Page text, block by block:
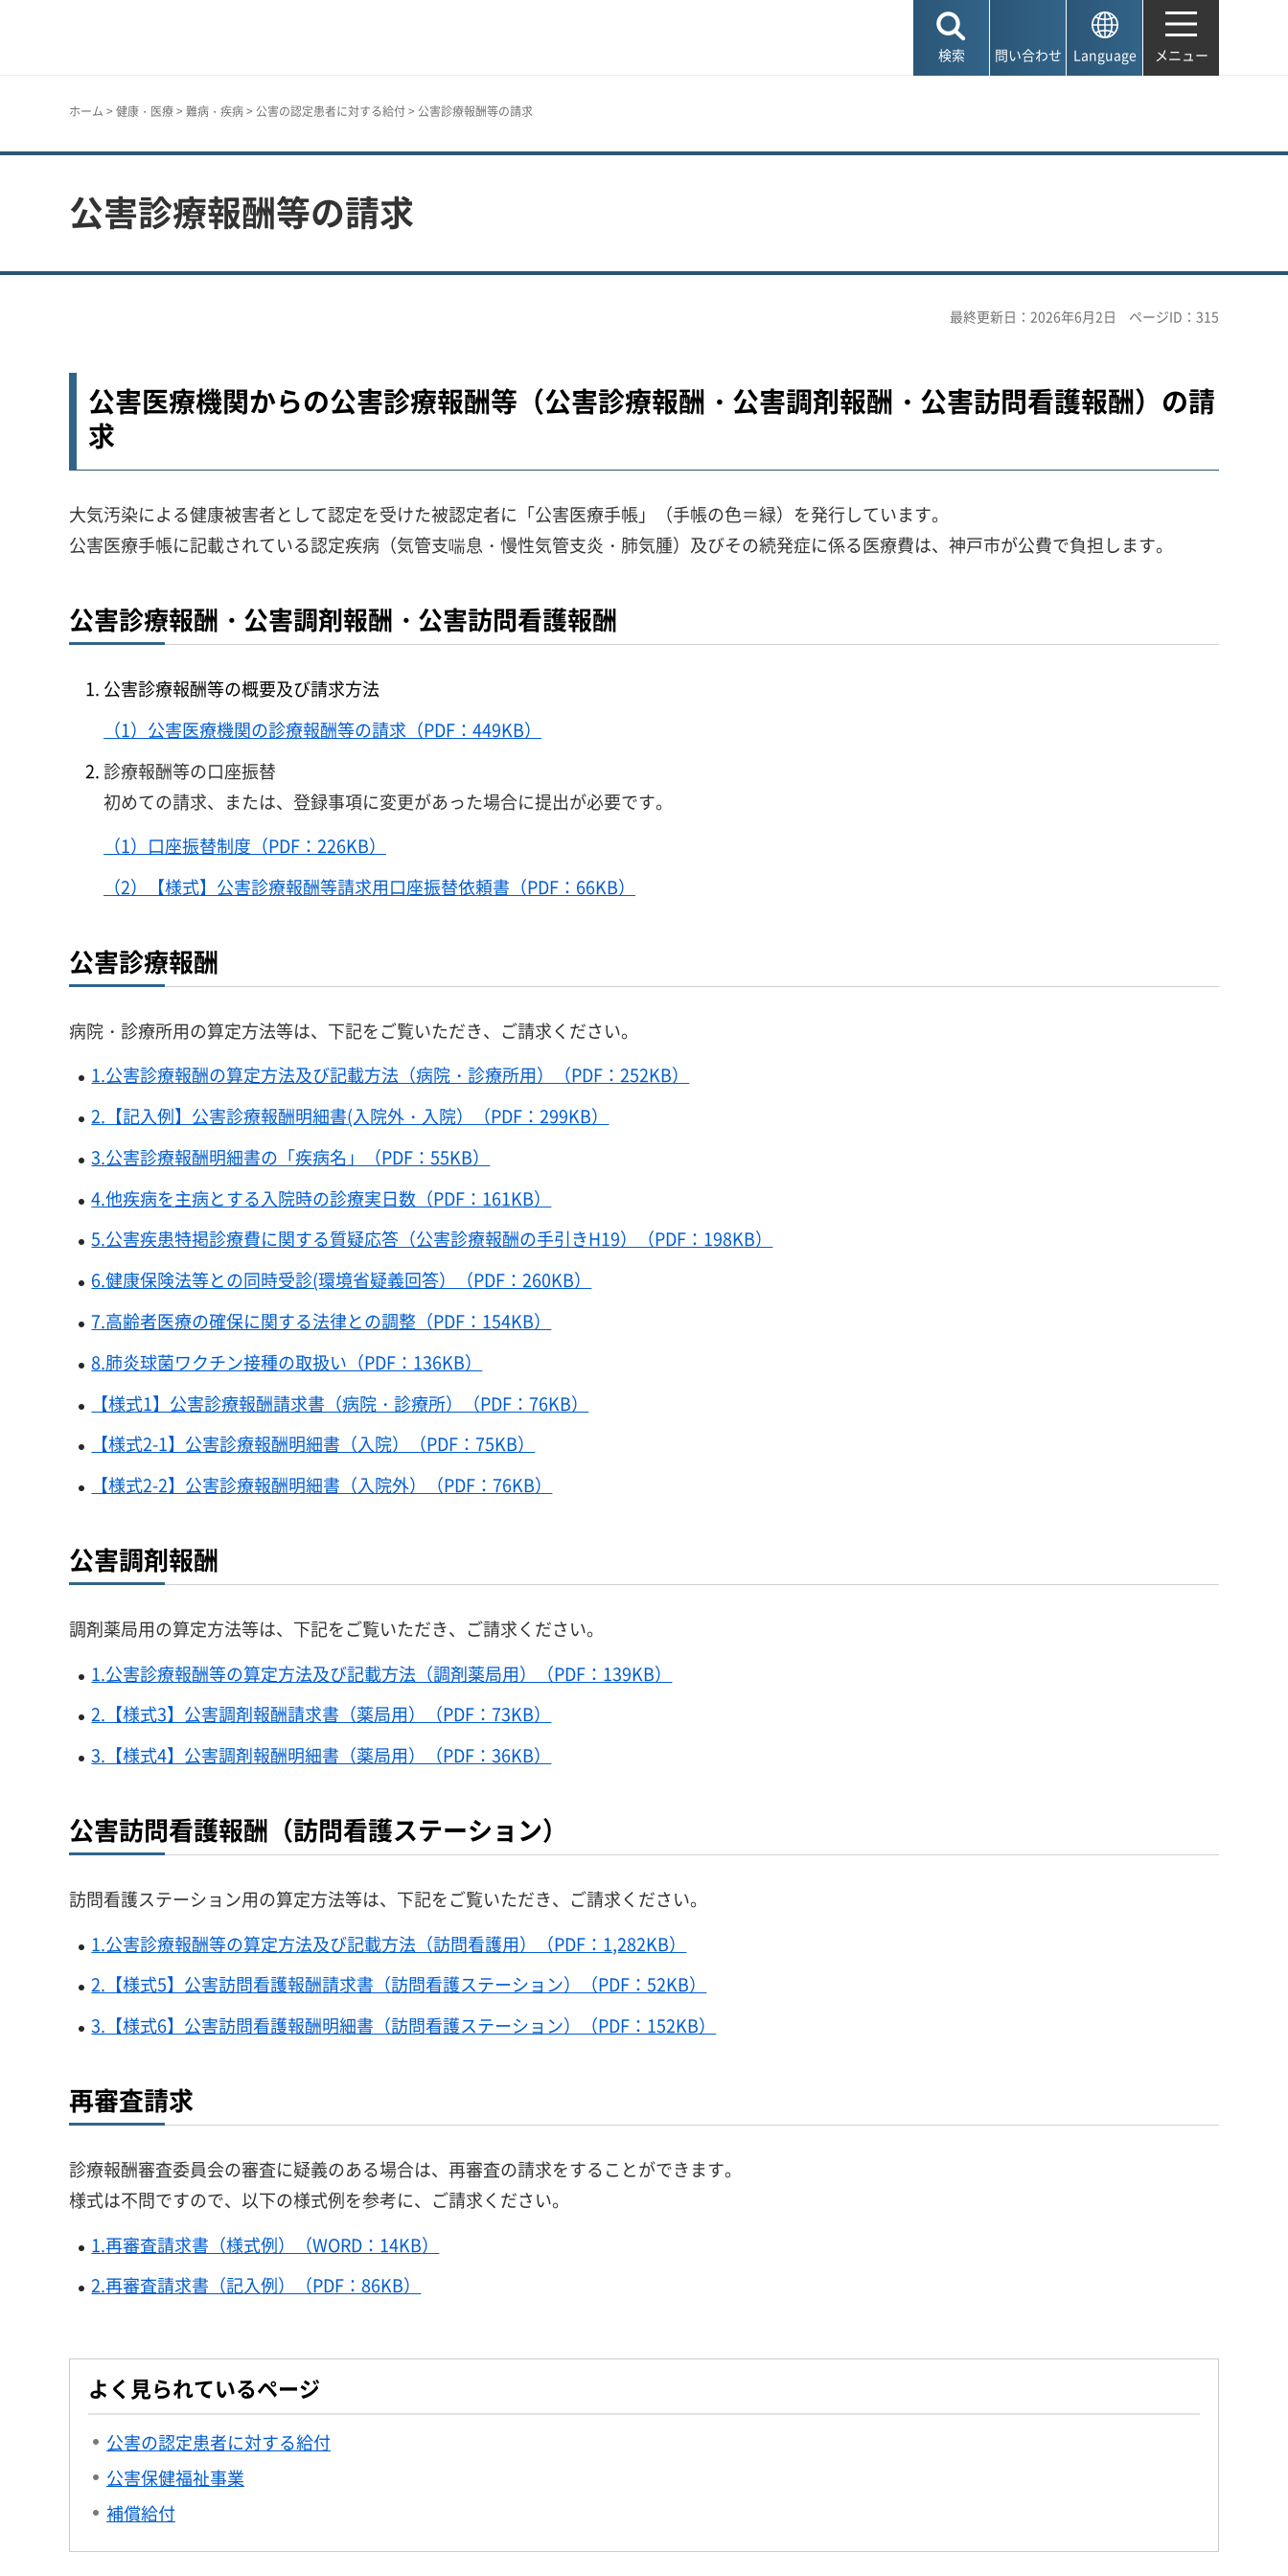
検索 問い合わせ Language メニュー
ホーム > 健康・医療> 難病・疾病> 公害の認定患者に対する給付> 公害診療報酬等の請求
公害診療報酬等の請求
最終更新日：2026年6月2日 ページID：315
公害医療機関からの公害診療報酬等（公害診療報酬・公害調剤報酬・公害訪問看護報酬）の請
求
大気汚染による健康被害者として認定を受けた被認定者に「公害医療手帳」（手帳の色＝緑）を発行しています。
公害医療手帳に記載されている認定疾病（気管支喘息・慢性気管支炎・肺気腫）及びその続発症に係る医療費は、神戸市が公費で負担します。
公害診療報酬・公害調剤報酬・公害訪問看護報酬
公害診療報酬等の概要及び請求方法
（1）公害医療機関の診療報酬等の請求（PDF：449KB）
診療報酬等の口座振替
初めての請求、または、登録事項に変更があった場合に提出が必要です。
（1）口座振替制度（PDF：226KB）
（2）【様式】公害診療報酬等請求用口座振替依頼書（PDF：66KB）
公害診療報酬
病院・診療所用の算定方法等は、下記をご覧いただき、ご請求ください。
1.公害診療報酬の算定方法及び記載方法（病院・診療所用）（PDF：252KB）
2.【記入例】公害診療報酬明細書(入院外・入院）（PDF：299KB）
3.公害診療報酬明細書の「疾病名」（PDF：55KB）
4.他疾病を主病とする入院時の診療実日数（PDF：161KB）
5.公害疾患特掲診療費に関する質疑応答（公害診療報酬の手引きH19）（PDF：198KB）
6.健康保険法等との同時受診(環境省疑義回答）（PDF：260KB）
7.高齢者医療の確保に関する法律との調整（PDF：154KB）
8.肺炎球菌ワクチン接種の取扱い（PDF：136KB）
【様式1】公害診療報酬請求書（病院・診療所）（PDF：76KB）
【様式2-1】公害診療報酬明細書（入院）（PDF：75KB）
【様式2-2】公害診療報酬明細書（入院外）（PDF：76KB）
公害調剤報酬
調剤薬局用の算定方法等は、下記をご覧いただき、ご請求ください。
1.公害診療報酬等の算定方法及び記載方法（調剤薬局用）（PDF：139KB）
2.【様式3】公害調剤報酬請求書（薬局用）（PDF：73KB）
3.【様式4】公害調剤報酬明細書（薬局用）（PDF：36KB）
公害訪問看護報酬（訪問看護ステーション）
訪問看護ステーション用の算定方法等は、下記をご覧いただき、ご請求ください。
1.公害診療報酬等の算定方法及び記載方法（訪問看護用）（PDF：1,282KB）
2.【様式5】公害訪問看護報酬請求書（訪問看護ステーション）（PDF：52KB）
3.【様式6】公害訪問看護報酬明細書（訪問看護ステーション）（PDF：152KB）
再審査請求
診療報酬審査委員会の審査に疑義のある場合は、再審査の請求をすることができます。
様式は不問ですので、以下の様式例を参考に、ご請求ください。
1.再審査請求書（様式例）（WORD：14KB）
2.再審査請求書（記入例）（PDF：86KB）
よく見られているページ
公害の認定患者に対する給付
公害保健福祉事業
補償給付